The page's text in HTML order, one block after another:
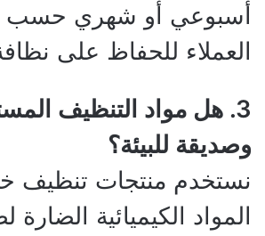
أسبوعي أو شهري حسب
العملاء للحفاظ على
3. هل مواد التنظيف
وصديقة للبيئة؟
نستخدم منتجات تنظيف
المواد الكيميائية